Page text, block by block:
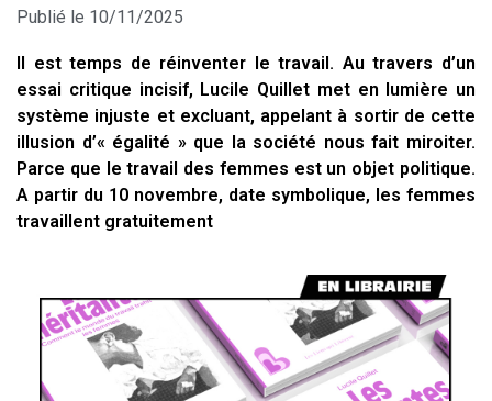
Publié le 10/11/2025
Il est temps de réinventer le travail. Au travers d’un
essai critique incisif, Lucile Quillet met en lumière un
système injuste et excluant, appelant à sortir de cette
illusion d’« égalité » que la société nous fait miroiter.
Parce que le travail des femmes est un objet politique.
A partir du 10 novembre, date symbolique, les femmes
travaillent gratuitement